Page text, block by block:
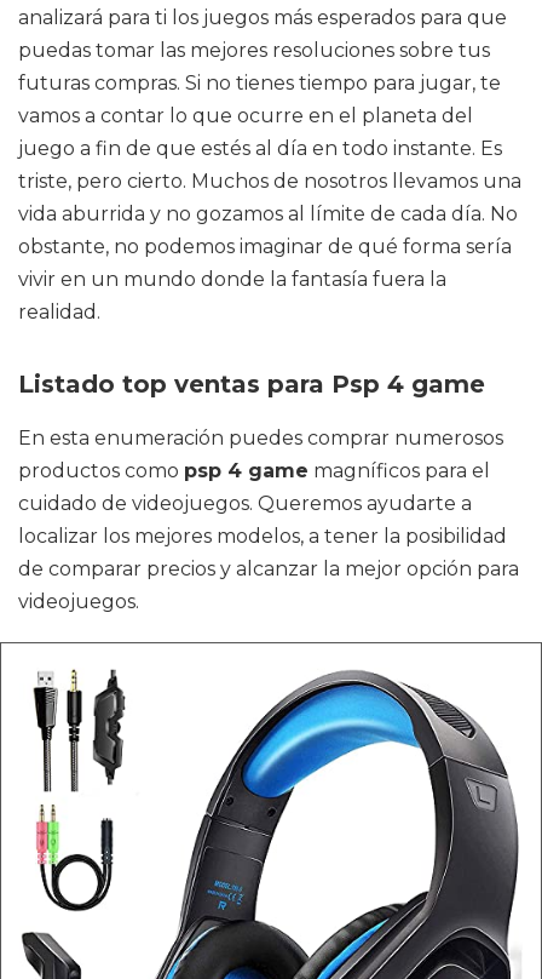
analizará para ti los juegos más esperados para que
puedas tomar las mejores resoluciones sobre tus
futuras compras. Si no tienes tiempo para jugar, te
vamos a contar lo que ocurre en el planeta del
juego a fin de que estés al día en todo instante. Es
triste, pero cierto. Muchos de nosotros llevamos una
vida aburrida y no gozamos al límite de cada día. No
obstante, no podemos imaginar de qué forma sería
vivir en un mundo donde la fantasía fuera la
realidad.
Listado top ventas para Psp 4 game
En esta enumeración puedes comprar numerosos
productos como psp 4 game magníficos para el
cuidado de videojuegos. Queremos ayudarte a
localizar los mejores modelos, a tener la posibilidad
de comparar precios y alcanzar la mejor opción para
videojuegos.